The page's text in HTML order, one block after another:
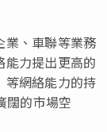
業、車聯等業務
能力提出更高的
等網絡能力的持
闊的市場空